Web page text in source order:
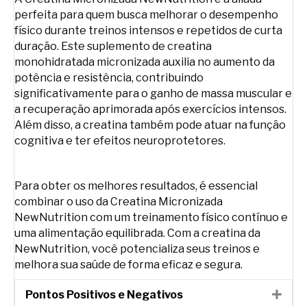
perfeita para quem busca melhorar o desempenho
físico durante treinos intensos e repetidos de curta
duração. Este suplemento de creatina
monohidratada micronizada auxilia no aumento da
potência e resistência, contribuindo
significativamente para o ganho de massa muscular e
a recuperação aprimorada após exercícios intensos.
Além disso, a creatina também pode atuar na função
cognitiva e ter efeitos neuroprotetores.
Para obter os melhores resultados, é essencial
combinar o uso da Creatina Micronizada
NewNutrition com um treinamento físico contínuo e
uma alimentação equilibrada. Com a creatina da
NewNutrition, você potencializa seus treinos e
melhora sua saúde de forma eficaz e segura.
Pontos Positivos e Negativos